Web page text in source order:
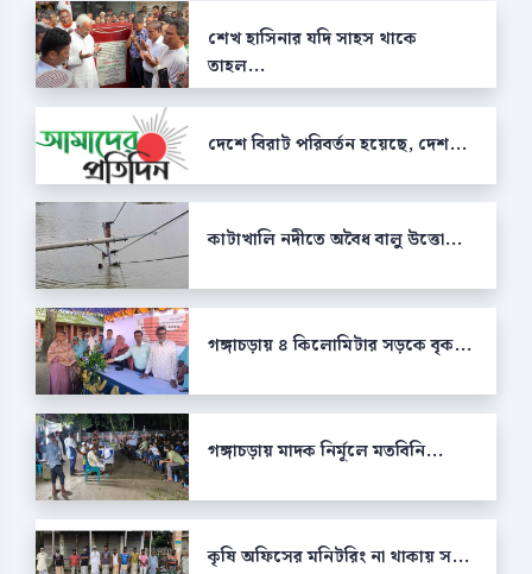
শেখ হাসিনার যদি সাহস থাকে
তাহল...
দেশে বিরাট পরিবর্তন হয়েছে, দেশ...
কাটাখালি নদীতে অবৈধ বালু উত্তো...
গঙ্গাচড়ায় ৪ কিলোমিটার সড়কে বৃক...
গঙ্গাচড়ায় মাদক নির্মূলে মতবিনি...
কৃষি অফিসের মনিটরিং না থাকায় স...